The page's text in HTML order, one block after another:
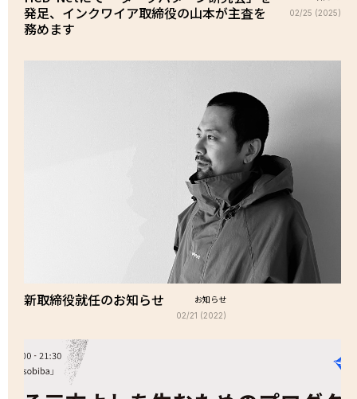
発足、インクワイア取締役の山本が主査を
務めます
02/25 (2025)
新取締役就任のお知らせ お知らせ
02/21 (2022)